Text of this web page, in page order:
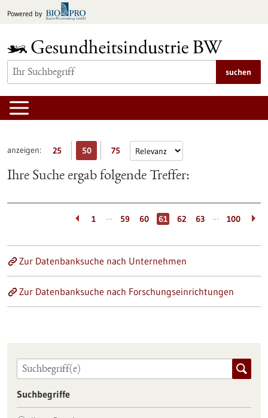
Inhalt
Powered by
suchen
anzeigen: 25 50 75
Ihre Suche ergab folgende Treffer:
1 … 59 60 61 62 63 … 100
Zur Datenbanksuche nach Unternehmen
Zur Datenbanksuche nach Forschungseinrichtungen
Suchbegriffe